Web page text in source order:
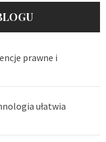
prawne i
ułatwia